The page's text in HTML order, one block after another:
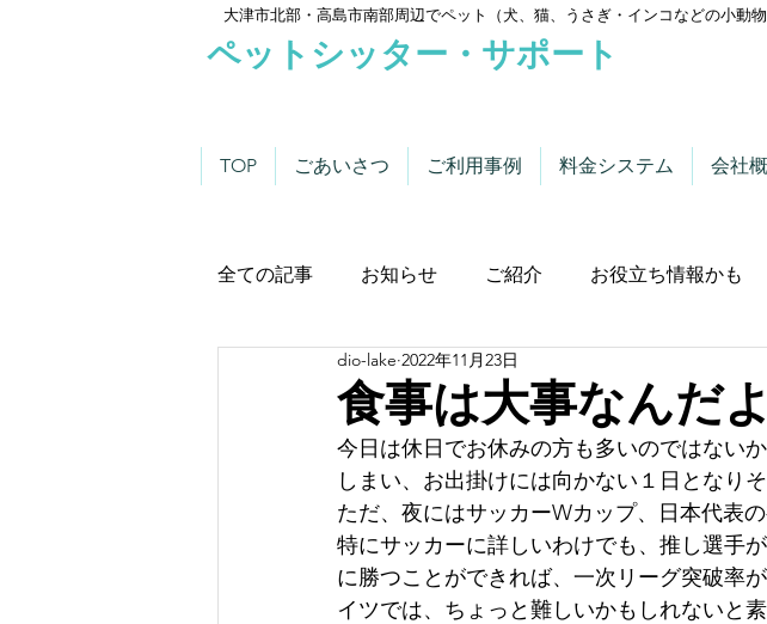
大津市北部・高島市南部周辺でペット（犬、猫、うさぎ・インコなどの小動
ペットシッター・サポート
TOP ごあいさつ ご利用事例 料金システム 会社
全ての記事 お知らせ ご紹介 お役立ち情報かも
わんこにゃんこニュース
食事は大事なんだ
dio-lake 2022年11月23日
今日は休日でお休みの方も多いのではない
しまい、お出掛けには向かない１日となり
ただ、夜にはサッカーWカップ、日本代表
特にサッカーに詳しいわけでも、推し選手
に勝つことができれば、一次リーグ突破率
イツでは、ちょっと難しいかもしれないと